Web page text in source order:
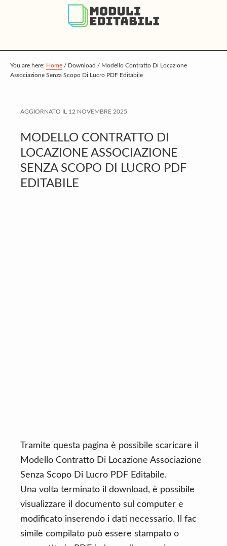
p
t
a
n
c
o
n
p
t
r
m
a
r
y
p
t
o
t
e
r
You are here: Home / Download / Modello Contratto Di Locazione
Associazione Senza Scopo Di Lucro PDF Editabile
AGGIORNATO IL 12 NOVEMBRE 2025
MODELLO CONTRATTO DI
LOCAZIONE ASSOCIAZIONE
SENZA SCOPO DI LUCRO PDF
EDITABILE
Tramite questa pagina è possibile scaricare il
Modello Contratto Di Locazione Associazione
Senza Scopo Di Lucro PDF Editabile.
Una volta terminato il download, è possibile
visualizzare il documento sul computer e
modificato inserendo i dati necessario. Il fac
simile compilato può essere stampato o